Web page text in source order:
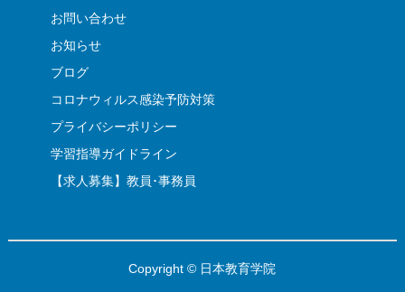
お問い合わせ
お知らせ
ブログ
コロナウィルス感染予防対策
プライバシーポリシー
学習指導ガイドライン
【求人募集】教員･事務員
Copyright © 日本教育学院